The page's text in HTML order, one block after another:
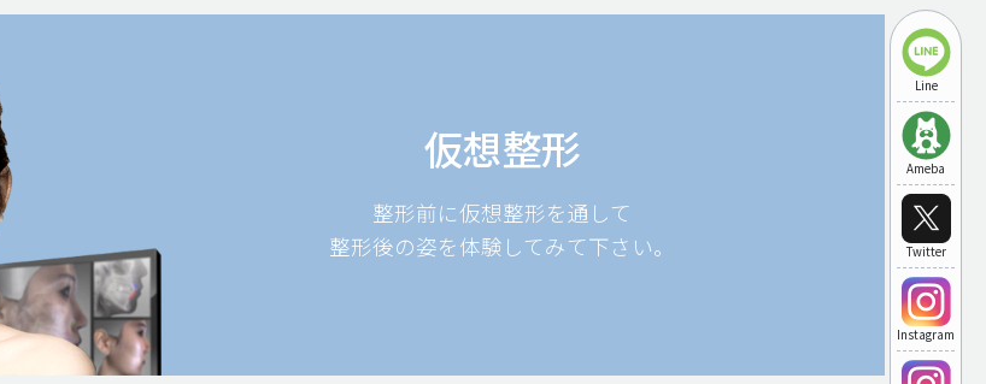
Line
Ameba
Twitter
Instagram
仮想整形
整形前に仮想整形を通して
整形後の姿を体験してみて下さい。